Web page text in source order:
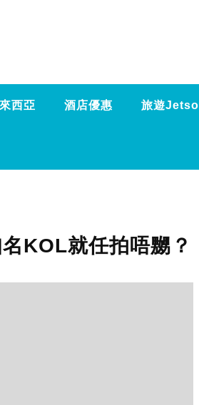
西亞 酒店優惠 旅遊Jetso
KOL就任拍唔嬲？